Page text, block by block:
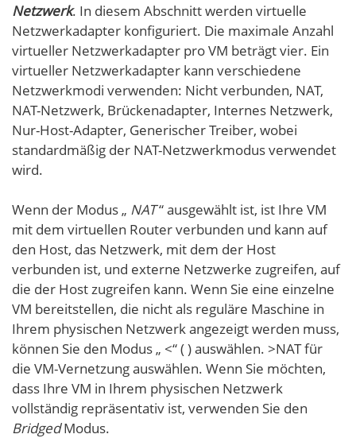
Netzwerk. In diesem Abschnitt werden virtuelle
Netzwerkadapter konfiguriert. Die maximale Anzahl
virtueller Netzwerkadapter pro VM beträgt vier. Ein
virtueller Netzwerkadapter kann verschiedene
Netzwerkmodi verwenden: Nicht verbunden, NAT,
NAT-Netzwerk, Brückenadapter, Internes Netzwerk,
Nur-Host-Adapter, Generischer Treiber, wobei
standardmäßig der NAT-Netzwerkmodus verwendet
wird.
Wenn der Modus „ NAT“ ausgewählt ist, ist Ihre VM
mit dem virtuellen Router verbunden und kann auf
den Host, das Netzwerk, mit dem der Host
verbunden ist, und externe Netzwerke zugreifen, auf
die der Host zugreifen kann. Wenn Sie eine einzelne
VM bereitstellen, die nicht als reguläre Maschine in
Ihrem physischen Netzwerk angezeigt werden muss,
können Sie den Modus „ <“ ( ) auswählen. >NAT für
die VM-Vernetzung auswählen. Wenn Sie möchten,
dass Ihre VM in Ihrem physischen Netzwerk
vollständig repräsentativ ist, verwenden Sie den
BridgedModus.